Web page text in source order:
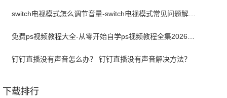
switch电视模式怎么调节音量-switch电视模式常见问题解决方案
钉钉直播没有声音怎么办？ 钉钉直播没有声音解决方法？
下载排行